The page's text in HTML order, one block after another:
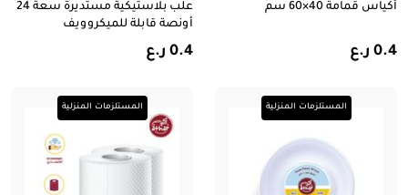
أكياس قمامة 40×60 سم
0.4 ر.ع
علب بلاستيكية مستديرة سعة 24
أونصة قابلة للميكروويف
0.4 ر.ع
المستلزمات المنزلية المستلزمات المنزلية